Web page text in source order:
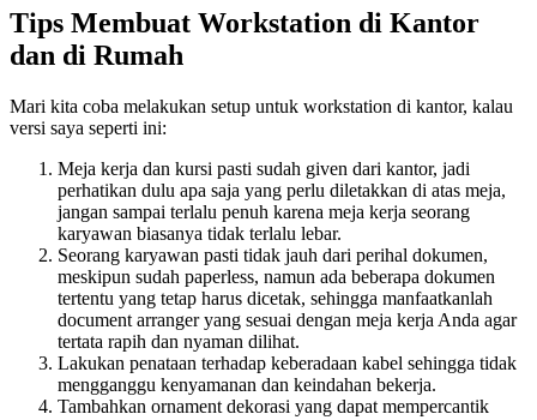
Tips Membuat Workstation di Kantor
dan di Rumah
Mari kita coba melakukan setup untuk workstation di kantor, kalau
versi saya seperti ini:
Meja kerja dan kursi pasti sudah given dari kantor, jadi
perhatikan dulu apa saja yang perlu diletakkan di atas meja,
jangan sampai terlalu penuh karena meja kerja seorang
karyawan biasanya tidak terlalu lebar.
Seorang karyawan pasti tidak jauh dari perihal dokumen,
meskipun sudah paperless, namun ada beberapa dokumen
tertentu yang tetap harus dicetak, sehingga manfaatkanlah
document arranger yang sesuai dengan meja kerja Anda agar
tertata rapih dan nyaman dilihat.
Lakukan penataan terhadap keberadaan kabel sehingga tidak
mengganggu kenyamanan dan keindahan bekerja.
Tambahkan ornament dekorasi yang dapat mempercantik